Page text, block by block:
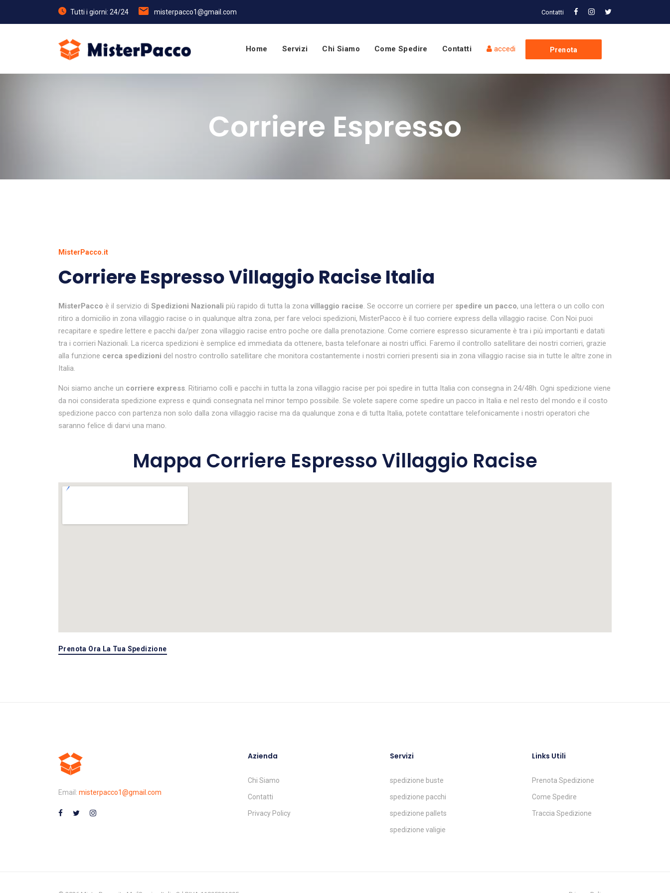
Tutti i giorni: 24/24 misterpacco1@gmail.com Contatti
Home Servizi Chi Siamo Come Spedire Contatti accedi Prenota
Corriere Espresso
MisterPacco.it
Corriere Espresso Villaggio Racise Italia
MisterPacco è il servizio di Spedizioni Nazionali più rapido di tutta la zona villaggio racise. Se occorre un corriere per spedire un pacco, una lettera o un collo con
ritiro a domicilio in zona villaggio racise o in qualunque altra zona, per fare veloci spedizioni, MisterPacco è il tuo corriere express della villaggio racise. Con Noi puoi
recapitare e spedire lettere e pacchi da/per zona villaggio racise entro poche ore dalla prenotazione. Come corriere espresso sicuramente è tra i più importanti e datati
tra i corrieri Nazionali. La ricerca spedizioni è semplice ed immediata da ottenere, basta telefonare ai nostri uffici. Faremo il controllo satellitare dei nostri corrieri, grazie
alla funzione cerca spedizioni del nostro controllo satellitare che monitora costantemente i nostri corrieri presenti sia in zona villaggio racise sia in tutte le altre zone in
Italia.
Noi siamo anche un corriere express. Ritiriamo colli e pacchi in tutta la zona villaggio racise per poi spedire in tutta Italia con consegna in 24/48h. Ogni spedizione viene
da noi considerata spedizione express e quindi consegnata nel minor tempo possibile. Se volete sapere come spedire un pacco in Italia e nel resto del mondo e il costo
spedizione pacco con partenza non solo dalla zona villaggio racise ma da qualunque zona e di tutta Italia, potete contattare telefonicamente i nostri operatori che
saranno felice di darvi una mano.
Mappa Corriere Espresso Villaggio Racise
Prenota Ora La Tua Spedizione
Email: misterpacco1@gmail.com
Azienda
Chi Siamo
Contatti
Privacy Policy
Servizi
spedizione buste
spedizione pacchi
spedizione pallets
spedizione valigie
Links Utili
Prenota Spedizione
Come Spedire
Traccia Spedizione